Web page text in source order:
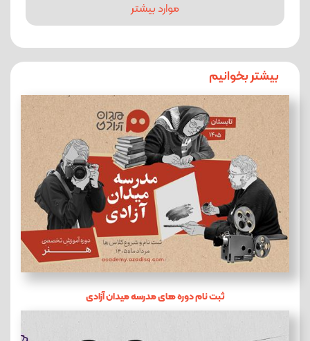
موارد بیشتر
بیشتر بخوانیم
ثبت نام دوره های مدرسه میدان آزادی